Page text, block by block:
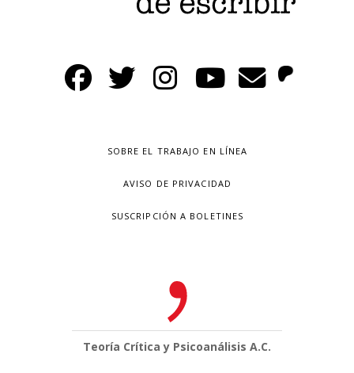
SOBRE EL TRABAJO EN LÍNEA
AVISO DE PRIVACIDAD
SUSCRIPCIÓN A BOLETINES
Teoría Crítica y Psicoanálisis A.C.